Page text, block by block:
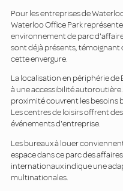
Pour les entreprises de
Waterloo Office Park
environnement de parc
sont déjà présents,
cette envergure.
La localisation en périphérie
à une accessibilité
proximité couvrent les besoins
Les centres de loisirs offrent
événements d'entreprise.
Les bureaux à louer
espace dans ce parc des
internationaux indique une
multinationales.